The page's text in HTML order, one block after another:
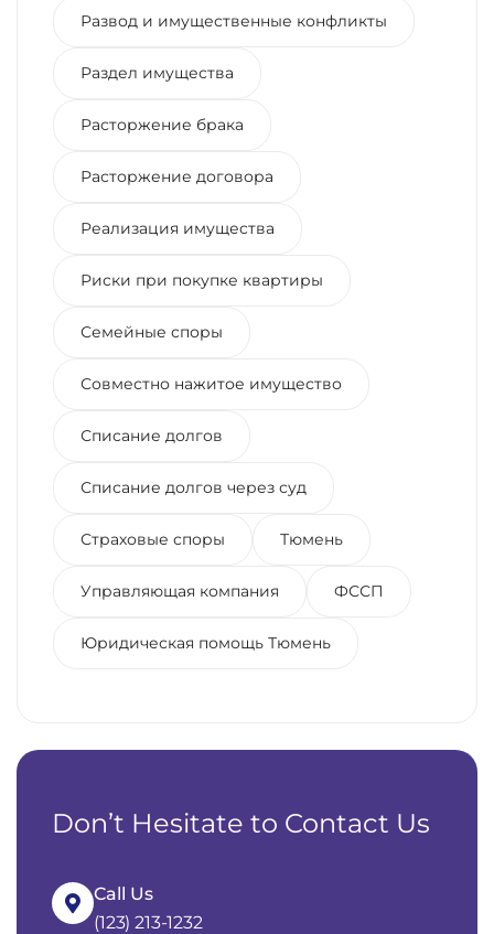
Развод и имущественные конфликты
Раздел имущества
Расторжение брака
Расторжение договора
Реализация имущества
Риски при покупке квартиры
Семейные споры
Совместно нажитое имущество
Списание долгов
Списание долгов через суд
Страховые споры Тюмень
Управляющая компания ФССП
Юридическая помощь Тюмень
Don’t Hesitate to Contact Us
Call Us
(123) 213-1232